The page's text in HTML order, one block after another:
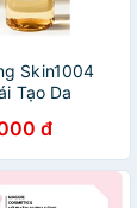
Skin1004
Tạo Da
Toner 210ml
đ